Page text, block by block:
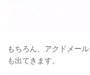
もちろん、アクドメー
も出てきます。